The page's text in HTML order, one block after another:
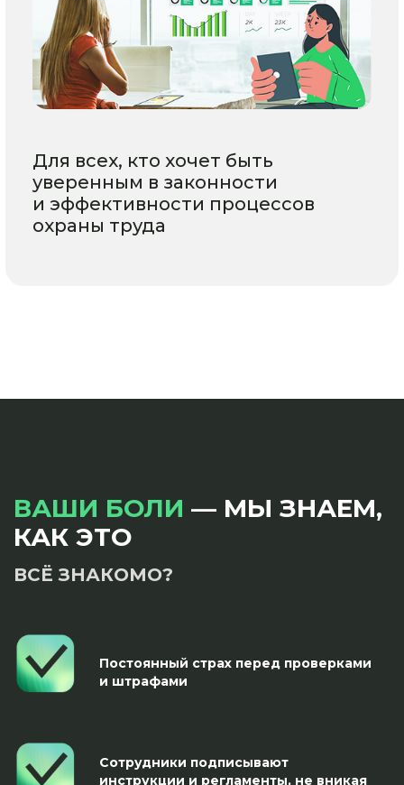
Для всех, кто хочет быть
уверенным в законности
и эффективности процессов
охраны труда
ВАШИ БОЛИ — МЫ ЗНАЕМ,
КАК ЭТО
ВСЁ ЗНАКОМО?
Постоянный страх перед проверками
и штрафами
Сотрудники подписывают
инструкции и регламенты, не вникая